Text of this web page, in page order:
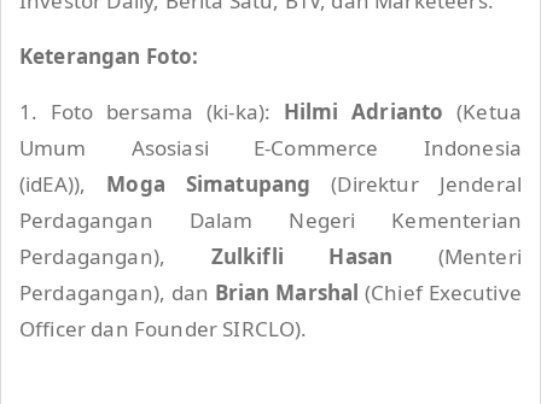
Keterangan Foto:
1. Foto bersama (ki-ka): Hilmi Adrianto (Ketua
Umum Asosiasi E-Commerce Indonesia
(idEA)), Moga Simatupang (Direktur Jenderal
Perdagangan Dalam Negeri Kementerian
Perdagangan), Zulkifli Hasan (Menteri
Perdagangan), dan Brian Marshal (Chief Executive
Officer dan Founder SIRCLO).